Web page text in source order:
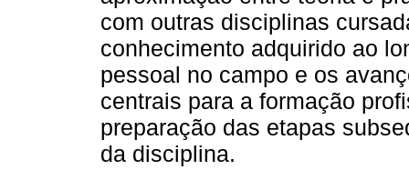
com outras disciplinas
conhecimento adquirido ao
pessoal no campo e os
centrais para a formação
preparação das etapas
da disciplina.